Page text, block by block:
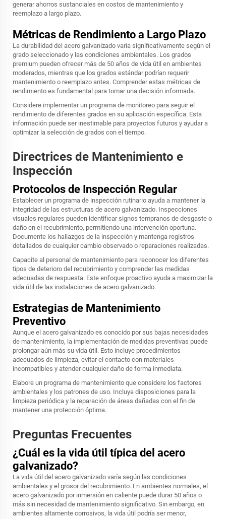
generar ahorros sustanciales en costos de mantenimiento y
reemplazo a largo plazo.
Métricas de Rendimiento a Largo Plazo
La durabilidad del acero galvanizado varía significativamente según el
grado seleccionado y las condiciones ambientales. Los grados
premium pueden ofrecer más de 50 años de vida útil en ambientes
moderados, mientras que los grados estándar podrían requerir
mantenimiento o reemplazo antes. Comprender estas métricas de
rendimiento es fundamental para tomar una decisión informada.
Considere implementar un programa de monitoreo para seguir el
rendimiento de diferentes grados en su aplicación específica. Esta
información puede ser inestimable para proyectos futuros y ayudar a
optimizar la selección de grados con el tiempo.
Directrices de Mantenimiento e
Inspección
Protocolos de Inspección Regular
Establecer un programa de inspección rutinario ayuda a mantener la
integridad de las estructuras de acero galvanizado. Inspecciones
visuales regulares pueden identificar signos tempranos de desgaste o
daño en el recubrimiento, permitiendo una intervención oportuna.
Documente los hallazgos de la inspección y mantenga registros
detallados de cualquier cambio observado o reparaciones realizadas.
Capacite al personal de mantenimiento para reconocer los diferentes
tipos de deterioro del recubrimiento y comprender las medidas
adecuadas de respuesta. Este enfoque proactivo ayuda a maximizar la
vida útil de las instalaciones de acero galvanizado.
Estrategias de Mantenimiento
Preventivo
Aunque el acero galvanizado es conocido por sus bajas necesidades
de mantenimiento, la implementación de medidas preventivas puede
prolongar aún más su vida útil. Esto incluye procedimientos
adecuados de limpieza, evitar el contacto con materiales
incompatibles y atender cualquier daño de forma inmediata.
Elabore un programa de mantenimiento que considere los factores
ambientales y los patrones de uso. Incluya disposiciones para la
limpieza periódica y la reparación de áreas dañadas con el fin de
mantener una protección óptima.
Preguntas Frecuentes
¿Cuál es la vida útil típica del acero
galvanizado?
La vida útil del acero galvanizado varía según las condiciones
ambientales y el grosor del recubrimiento. En ambientes normales, el
acero galvanizado por inmersión en caliente puede durar 50 años o
más sin necesidad de mantenimiento significativo. Sin embargo, en
ambientes altamente corrosivos, la vida útil podría ser menor,